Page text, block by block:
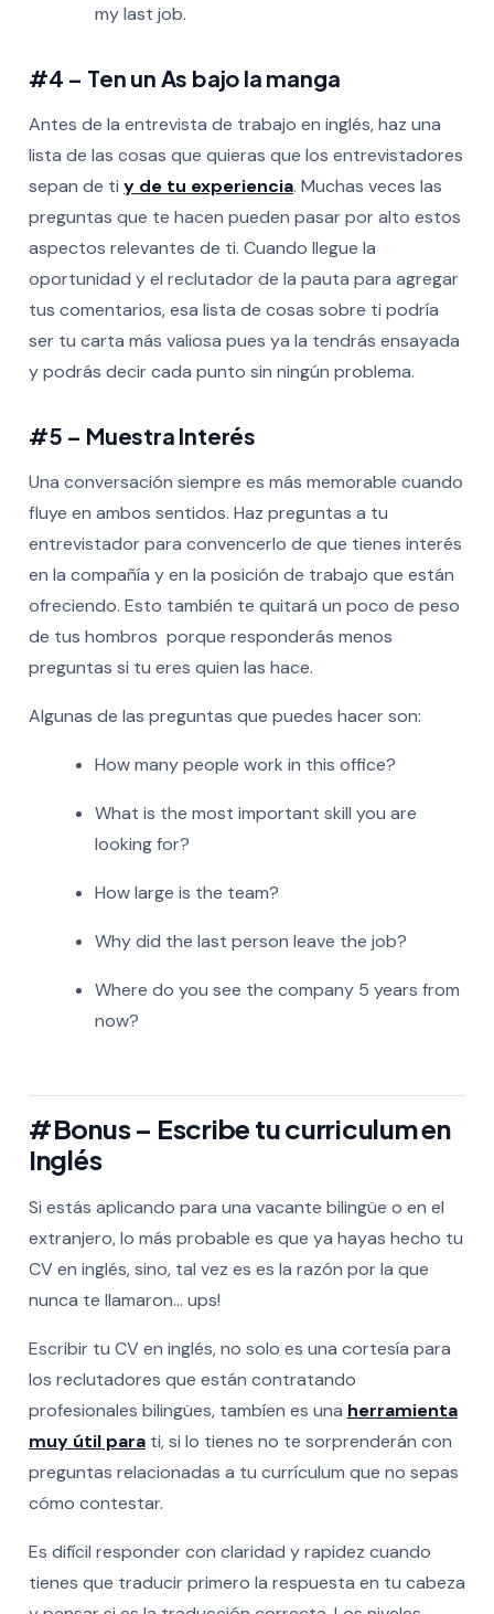
my last job.
#4 – Ten un As bajo la manga
Antes de la entrevista de trabajo en inglés, haz una
lista de las cosas que quieras que los entrevistadores
sepan de ti y de tu experiencia. Muchas veces las
preguntas que te hacen pueden pasar por alto estos
aspectos relevantes de ti. Cuando llegue la
oportunidad y el reclutador de la pauta para agregar
tus comentarios, esa lista de cosas sobre ti podría
ser tu carta más valiosa pues ya la tendrás ensayada
y podrás decir cada punto sin ningún problema.
#5 – Muestra Interés
Una conversación siempre es más memorable cuando
fluye en ambos sentidos. Haz preguntas a tu
entrevistador para convencerlo de que tienes interés
en la compañía y en la posición de trabajo que están
ofreciendo. Esto también te quitará un poco de peso
de tus hombros porque responderás menos
preguntas si tu eres quien las hace.
Algunas de las preguntas que puedes hacer son:
How many people work in this office?
What is the most important skill you are
looking for?
How large is the team?
Why did the last person leave the job?
Where do you see the company 5 years from
now?
#Bonus – Escribe tu curriculum en
Inglés
Si estás aplicando para una vacante bilingüe o en el
extranjero, lo más probable es que ya hayas hecho tu
CV en inglés, sino, tal vez es es la razón por la que
nunca te llamaron… ups!
Escribir tu CV en inglés, no solo es una cortesía para
los reclutadores que están contratando
profesionales bilingües, tambíen es una herramienta
muy útil parati, si lo tienes no te sorprenderán con
preguntas relacionadas a tu currículum que no sepas
cómo contestar.
Es difícil responder con claridad y rapidez cuando
tienes que traducir primero la respuesta en tu cabeza